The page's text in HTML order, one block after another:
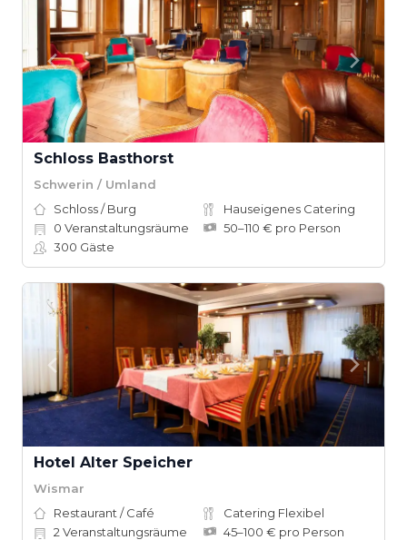
Schloss Basthorst
Schwerin / Umland
Schloss / Burg
Hauseigenes Catering
0 Veranstaltungsräume
50–110 € pro Person
300 Gäste
Hotel Alter Speicher
Wismar
Restaurant / Café
Catering Flexibel
2 Veranstaltungsräume
45–100 € pro Person